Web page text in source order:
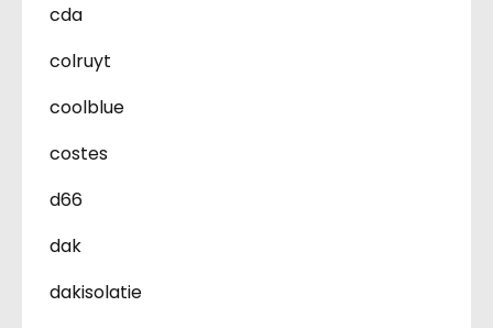
cda
colruyt
coolblue
costes
d66
dak
dakisolatie